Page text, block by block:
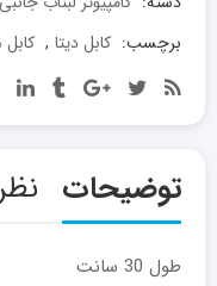
برچسب: کابل دیتا , کابل
توضیحات
طول 30 سانت